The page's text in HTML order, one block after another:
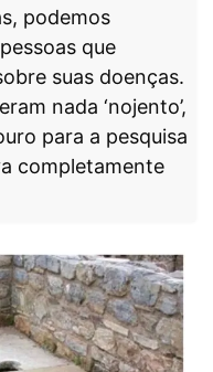
podemos
que
suas doenças.
nada ‘nojento’,
para a pesquisa
completamente